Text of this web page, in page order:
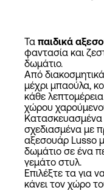
Τα παιδικά
φαντασία και
δωμάτιο.
Από
μέχρι μπαούλα,
κάθε
χώρου
Κατασκευασμένα
σχεδιασμένα με
αξεσουάρ Lusso
δωμάτιο σε ένα
γεμάτο στυλ.
Επιλέξτε τα για
κάνει τον χώρο